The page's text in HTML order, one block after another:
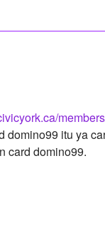
itu ya
card domino99.